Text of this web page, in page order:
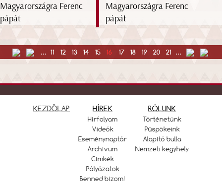
Magyarországra Ferenc
pápát
... 11 12 13 14 15 16 17 18 19 20 21 ...
KEZDŐLAP HÍREK
Hírfolyam
Videók
Eseménynaptár
Archívum
Címkék
Pályázatok
Benned bízom!
RÓLUNK
Történetünk
Püspökeink
Alapító bulla
Nemzeti kegyhely